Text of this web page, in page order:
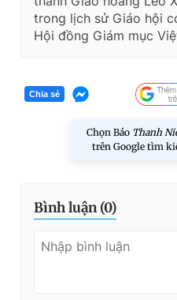
trong lịch sử Giáo hội
Hội đồng Giám mục
Chia sẻ
Chọn Báo Thanh
trên Google tìm
Bình luận (0)